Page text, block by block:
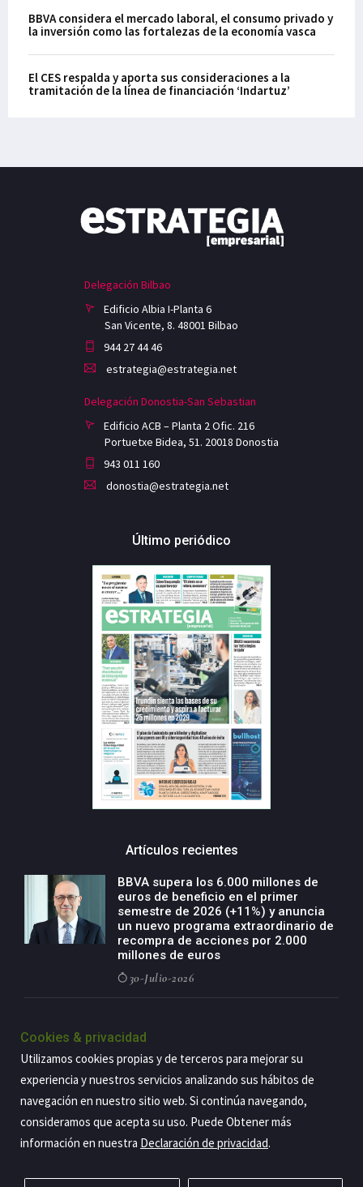
BBVA considera el mercado laboral, el consumo privado y
la inversión como las fortalezas de la economía vasca
El CES respalda y aporta sus consideraciones a la
tramitación de la línea de financiación ‘Indartuz’
Delegación Bilbao
Edificio Albia I-Planta 6
San Vicente, 8. 48001 Bilbao
944 27 44 46
estrategia@estrategia.net
Delegación Donostia-San Sebastian
Edificio ACB – Planta 2 Ofic. 216
Portuetxe Bidea, 51. 20018 Donostia
943 011 160
donostia@estrategia.net
Último periódico
Artículos recientes
BBVA supera los 6.000 millones de
euros de beneficio en el primer
semestre de 2026 (+11%) y anuncia
un nuevo programa extraordinario de
recompra de acciones por 2.000
millones de euros
30-Julio-2026
negocio agro con un modelo global
de especialización presente en siete
países
29-Julio-2026
Cookies & privacidad
Utilizamos cookies propias y de terceros para mejorar su
experiencia y nuestros servicios analizando sus hábitos de
navegación en nuestro sitio web. Si continúa navegando,
consideramos que acepta su uso. Puede Obtener más
información en nuestra Declaración de privacidad.